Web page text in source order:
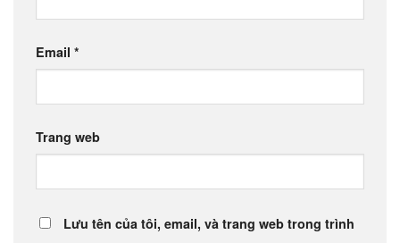
Email *
Trang web
Lưu tên của tôi, email, và trang web trong trình